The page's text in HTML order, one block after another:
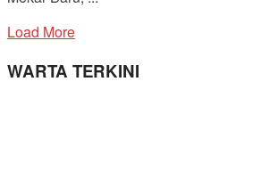
Load More
WARTA TERKINI